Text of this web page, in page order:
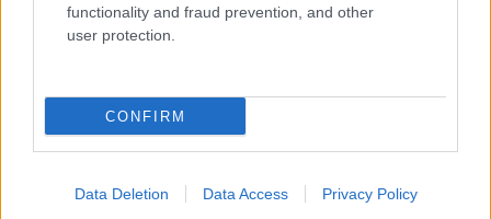
functionality and fraud prevention, and other
user protection.
CONFIRM
Data Deletion Data Access Privacy Policy